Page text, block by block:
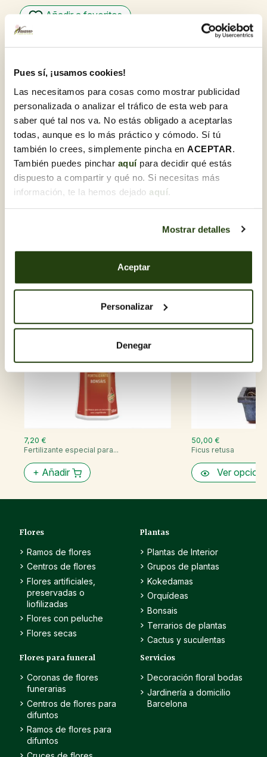
Pues sí, ¡usamos cookies!
Las necesitamos para cosas como mostrar publicidad
personalizada o analizar el tráfico de esta web para
saber qué tal nos va. No estás obligado a aceptarlas
todas, aunque es lo más práctico y cómodo. Sí tú
también lo crees, simplemente pincha en ACEPTAR
También puedes pinchar aquípara decidir qué estás
dispuesto a compartir y qué no. Si necesitas más
información, te la hemos dejado aquí
Mostrar detalles
Aceptar
Personalizar
Denegar
Añadir a favoritos
Garantía de calidad
productos de la más alta calidad. Nuestro compromiso
seleccionadas cuidadosamente y recibidas diariamente
para garantizar su frescura y óptimo estado al llegar a su
destino.
Recoge gratis en tienda con Click & Go
Compra online y elige la tienda para recoger tu
pedido cuando te vaya bien.
¿Lo necesitas para regalo?
Te lo preparamos junto a una tarjeta
dedicatoria.Una vez estés en el proceso de compra,
podrás marcar esta opción y personalizarla.
Descubre otras Bonsais
7,20 €
Fertilizante especial para...
+ Añadir
50,00 €
Ficus retusa
Ver
Flores
Ramos de flores
Centros de flores
Flores artificiales,
preservadas o
liofilizadas
Flores con peluche
Flores secas
Plantas
Plantas de Interior
Grupos de plantas
Kokedamas
Orquídeas
Bonsais
Terrarios de plantas
Cactus y suculentas
Flores para funeral
Coronas de flores
funerarias
Centros de flores para
difuntos
Ramos de flores para
difuntos
Servicios
Decoración floral bodas
Jardinería a domicilio
Barcelona